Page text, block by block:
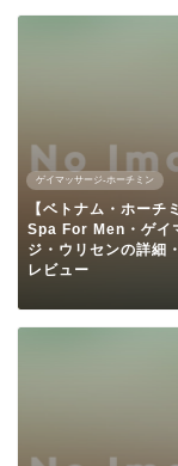
ゲイマッサージ-ホーチミン
【ベトナム・ホーチ
Spa For Men・ゲイ
ジ・ウリセンの詳細
レビュー